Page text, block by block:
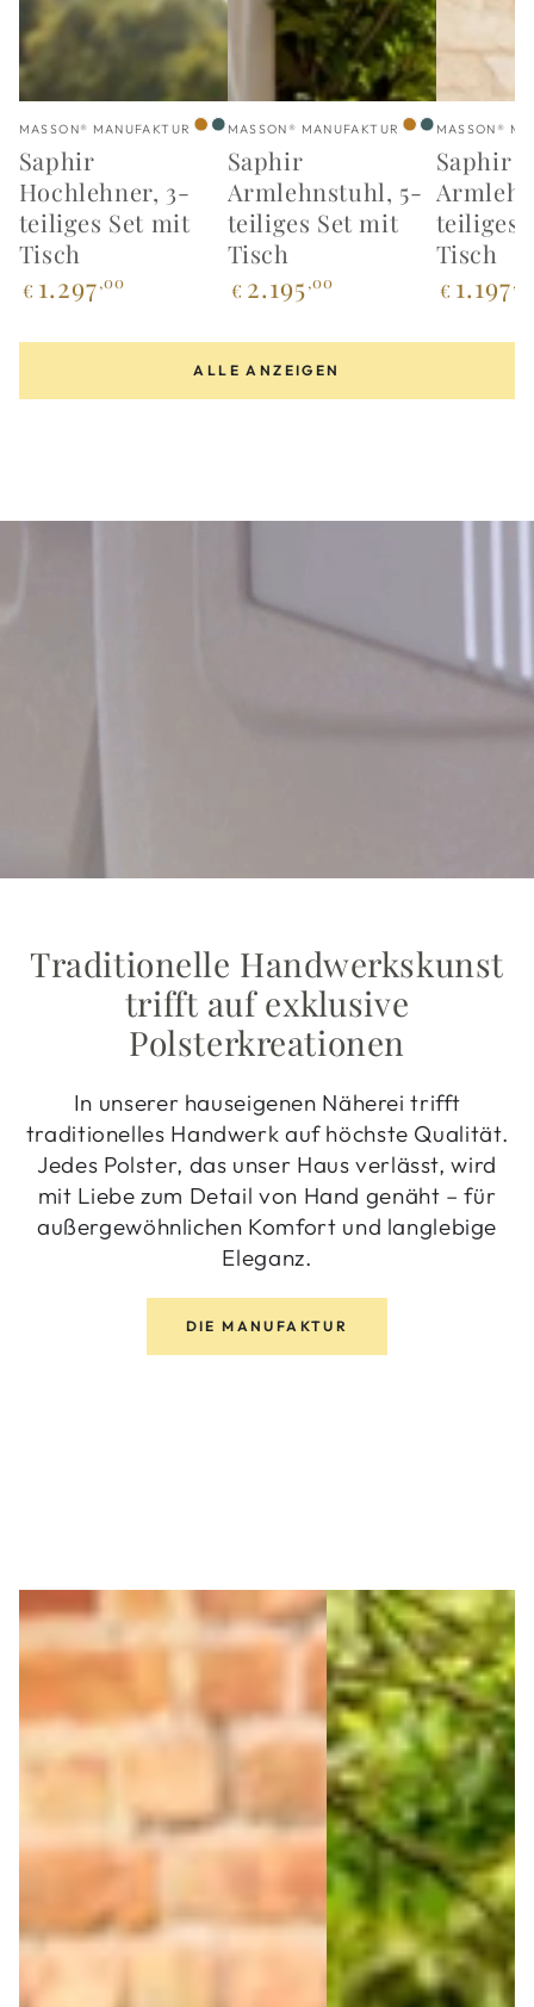
Verkäufer/in:
MASSON® MANUFAKTUR Bambus
Agave
Saphir
Hochlehner, 3-
teiliges Set mit
Tisch
Regulärer
Preis
€ 1.297,00
Verkäufer/in:
MASSON® MANUFAKTUR Bambus
Agave
Saphir
Armlehnstuhl, 5-
teiliges Set mit
Tisch
Regulärer
Preis
€ 2.195,00
MASSON®
Saphir
teiliges
Tisch
Regulärer
Preis
€ 1.197
ALLE ANZEIGEN
Traditionelle Handwerkskunst
trifft auf exklusive
Polsterkreationen
In unserer hauseigenen Näherei trifft
traditionelles Handwerk auf höchste Qualität.
Jedes Polster, das unser Haus verlässt, wird
mit Liebe zum Detail von Hand genäht – für
außergewöhnlichen Komfort und langlebige
Eleganz.
DIE MANUFAKTUR